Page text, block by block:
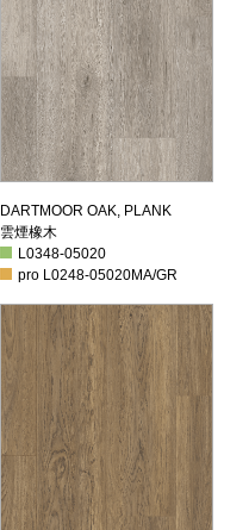
雲煙橡木
L0348-05020
pro L0248-05020
DARTMOOR OAK, PLANK
雲煙橡木
L0348-05020
pro L0248-05020MA/GR